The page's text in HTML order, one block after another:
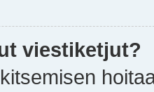
viestiketjut?